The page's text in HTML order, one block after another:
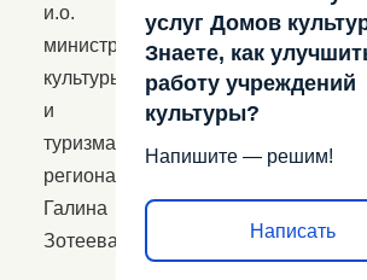
и.о.
министра
культуры
и
туризма
региона
Галина
Зотеева.
услуг Домов
Знаете, как
работу учреждений
культуры?
Напишите — решим!
Написать